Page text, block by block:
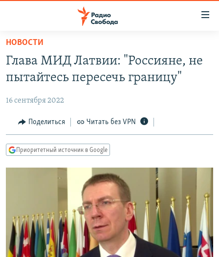
упрощенного
доступа
Вернуться
основному
Вернутся
главной
навигации
Вернутся
АВТОРСКИЕ ПРОЕКТЫ
ЦИТАТЫ СВОБОДЫ
МНЕНИЯ
IDEL.РЕАЛИИ
СИБИРЬ.РЕАЛИИ
РАСПИСАНИЕ ВЕЩАНИЯ
ПОДПИШИТЕСЬ НА РАССЫЛКУ
НОВОСТИ
Глава МИД Латвии: "Россияне, не
пытайтесь пересечь границу"
16 сентября 2022
Поделиться Читать без VPN
Приоритетный источник в Google